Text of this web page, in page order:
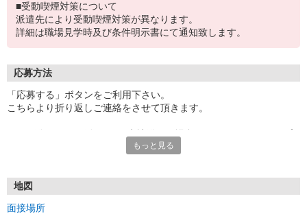
■受動喫煙対策について
派遣先により受動喫煙対策が異なります。
詳細は職場見学時及び条件明示書にて通知致します。
応募方法
「応募する」ボタンをご利用下さい。
こちらより折り返しご連絡をさせて頂きます。
もっと見る
地図
面接場所